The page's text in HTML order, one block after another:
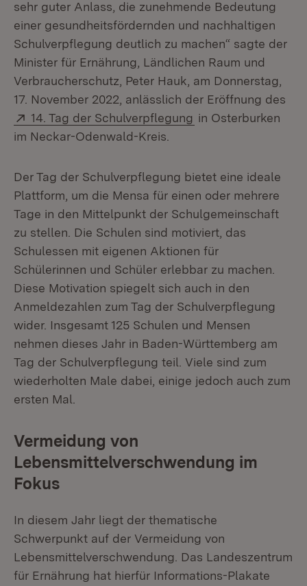
sehr guter Anlass, die zunehmende Bedeutung
einer gesundheitsfördernden und nachhaltigen
Schulverpflegung deutlich zu machen“ sagte der
Minister für Ernährung, Ländlichen Raum und
Verbraucherschutz, Peter Hauk, am Donnerstag,
17. November 2022, anlässlich der Eröffnung des
Extern:
14. Tag der Schulverpflegung (Öffnet in neuem
in Osterburken
im Neckar-Odenwald-Kreis.
Der Tag der Schulverpflegung bietet eine ideale
Plattform, um die Mensa für einen oder mehrere
Tage in den Mittelpunkt der Schulgemeinschaft
zu stellen. Die Schulen sind motiviert, das
Schulessen mit eigenen Aktionen für
Schülerinnen und Schüler erlebbar zu machen.
Diese Motivation spiegelt sich auch in den
Anmeldezahlen zum Tag der Schulverpflegung
wider. Insgesamt 125 Schulen und Mensen
nehmen dieses Jahr in Baden-Württemberg am
Tag der Schulverpflegung teil. Viele sind zum
wiederholten Male dabei, einige jedoch auch zum
ersten Mal.
Vermeidung von
Lebensmittelverschwendung im
Fokus
In diesem Jahr liegt der thematische
Schwerpunkt auf der Vermeidung von
Lebensmittelverschwendung. Das Landeszentrum
für Ernährung hat hierfür Informations-Plakate